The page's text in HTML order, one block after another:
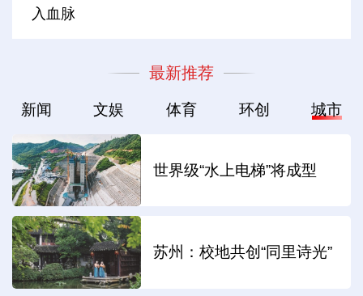
入血脉
最新推荐
新闻 文娱 体育 环创 城市
世界级“水上电梯”将成型
苏州：校地共创“同里诗光”